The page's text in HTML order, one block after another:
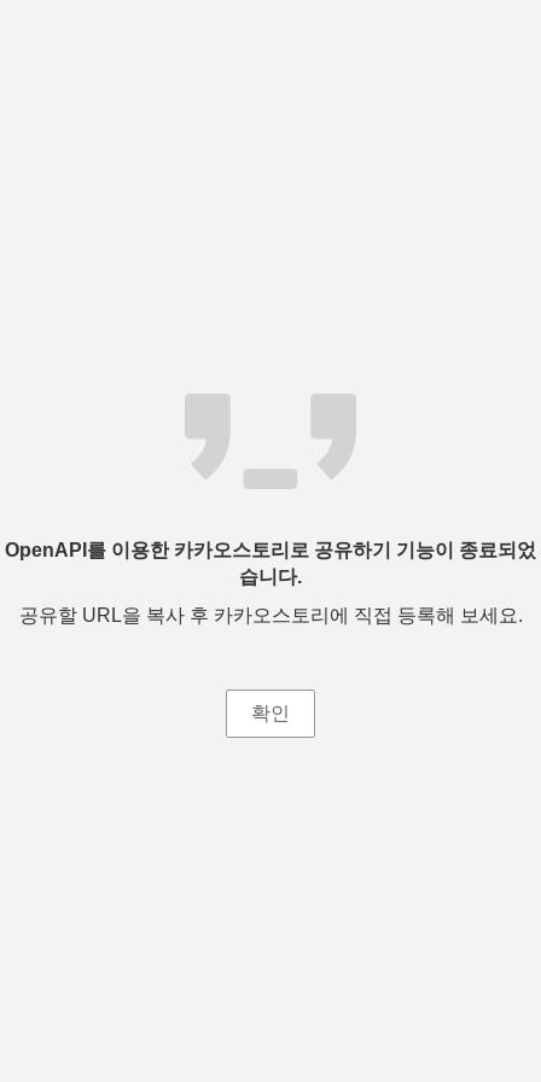
OpenAPI를 이용한 카카오스토리로 공유하기 기능이 종료되었
습니다.
공유할 URL을 복사 후 카카오스토리에 직접 등록해 보세요.
확인